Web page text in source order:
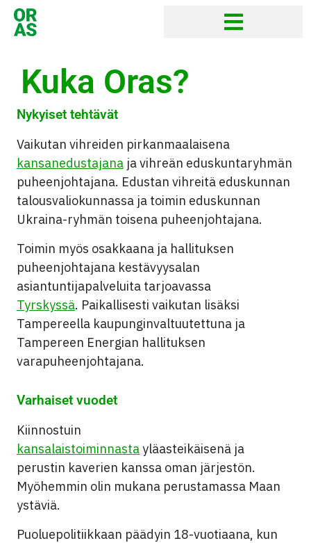
Kuka Oras?
Nykyiset tehtävät
Vaikutan vihreiden pirkanmaalaisena
kansanedustajana ja vihreän eduskuntaryhmän
puheenjohtajana. Edustan vihreitä eduskunnan
talousvaliokunnassa ja toimin eduskunnan
Ukraina-ryhmän toisena puheenjohtajana.
Toimin myös osakkaana ja hallituksen
puheenjohtajana kestävyysalan
asiantuntijapalveluita tarjoavassa
Tyrskyssä. Paikallisesti vaikutan lisäksi
Tampereella kaupunginvaltuutettuna ja
Tampereen Energian hallituksen
varapuheenjohtajana.
Varhaiset vuodet
Kiinnostuin
kansalaistoiminnastayläasteikäisenä ja
perustin kaverien kanssa oman järjestön.
Myöhemmin olin mukana perustamassa Maan
ystäviä.
Puoluepolitiikkaan päädyin 18-vuotiaana, kun